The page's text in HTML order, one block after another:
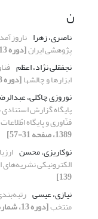
ن
ناصری، زهرا
پژوهشی ایران[دوره 13، شماره 4، 1389، صفحه 9-26]
نجفقلی نژاد، اعظم
ابزارها و چالشها[دوره 13، شماره 2، 1389، صفحه 59-95]
نوروزی چاکلی،
پایگاه گزارش
فنّاوری و پایگاه
1389، صفحه 31-57]
نوکاریزی، محسن
الکترونیکی نشریه‌های
139]
نیازی، عیسی
منتخب[دوره 13، شماره 4، 1389، صفحه 143-171]